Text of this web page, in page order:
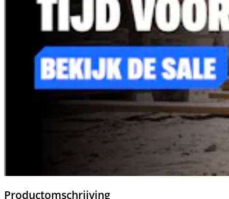
Productomschrijving